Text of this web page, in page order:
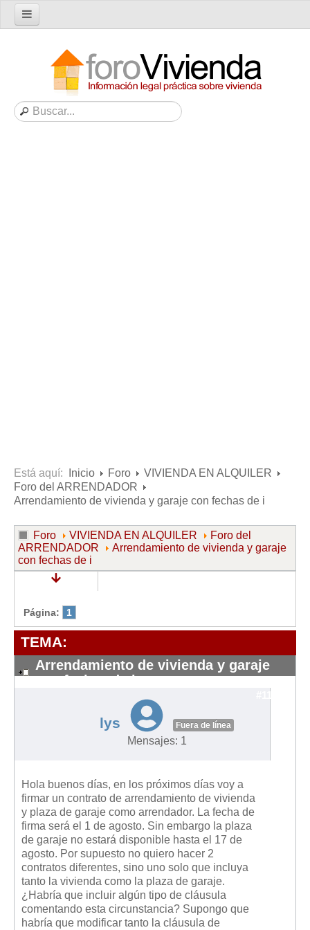
Nuevo tema
Buscar en el foro
De uso distinto al de vivienda
Otros contratos de Arrendamiento
Para contratos posteriores al 6 de junio de 2013
Para contratos anteriores al 6 de junio de 2013
Para contratos de Renta Antigua
Modelos de Contratos
Requerimientos y comunicaciones
Formularios sobre Propiedad Horizontal
Modelos de Acta de Junta de Propietarios
Requerimientos y comunicaciones
Legislación sobre la Comunidad de Propietarios
Legislación sobre Adquisición de Vivienda en Propiedad
Legislación de interés práctico
Diccionario
Usuario
Entrar / Salir
Está aquí: Inicio Foro
VIVIENDA EN ALQUILER
Foro del ARRENDADOR
Arrendamiento de vivienda y garaje con fechas de i
Foro VIVIENDA EN ALQUILER
Foro del
ARRENDADOR
Arrendamiento de vivienda y garaje
con fechas de i
Página: 1
TEMA:
Arrendamiento de vivienda y garaje
con fechas de i
lys Fuera de línea
Mensajes: 1
Hola buenos días, en los próximos días voy a
firmar un contrato de arrendamiento de vivienda
y plaza de garaje como arrendador. La fecha de
firma será el 1 de agosto. Sin embargo la plaza
de garaje no estará disponible hasta el 17 de
agosto. Por supuesto no quiero hacer 2
contratos diferentes, sino uno solo que incluya
tanto la vivienda como la plaza de garaje.
¿Habría que incluir algún tipo de cláusula
comentando esta circunstancia? Supongo que
habría que modificar tanto la cláusula de